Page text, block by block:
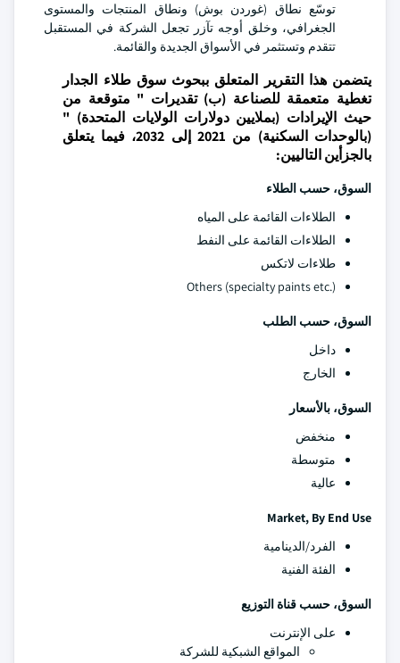
توسّع نطاق (غوردن بوش) ونطاق المنتجات والمستوى
الجغرافي، وخلق أوجه تآزر تجعل الشركة في المستقبل
تتقدم وتستثمر في الأسواق الجديدة والقائمة.
يتضمن هذا التقرير المتعلق ببحوث سوق طلاء الجدار
تغطية متعمقة للصناعة (ب) تقديرات " متوقعة من
حيث الإيرادات (بملايين دولارات الولايات المتحدة) "
(بالوحدات السكنية) من 2021 إلى 2032، فيما يتعلق
بالجزأين التاليين:
السوق، حسب الطلاء
الطلاءات القائمة على المياه
الطلاءات القائمة على النفط
طلاءات لاتكس
Others (specialty paints etc.)
السوق، حسب الطلب
داخل
الخارج
السوق، بالأسعار
منخفض
متوسطة
عالية
Market, By End Use
الفرد/الدينامية
الفئة الفنية
السوق، حسب قناة التوزيع
على الإنترنت
المواقع الشبكية للشركة